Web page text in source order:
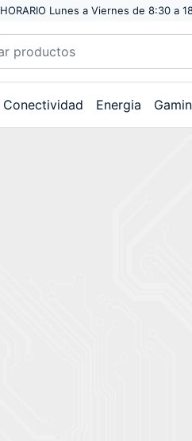
HORARIO Lunes a Viernes de 8:30 a
Conectividad Energia